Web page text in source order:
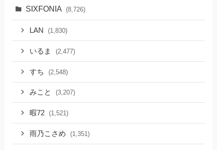
SIXFONIA (8,726)
LAN (1,830)
いるま (2,477)
すち (2,548)
みこと (3,207)
暇72 (1,521)
雨乃こさめ (1,351)